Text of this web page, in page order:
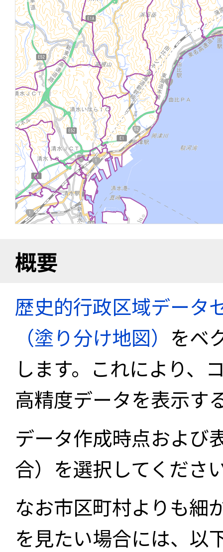
概要
歴史的行政区域データ
（塗り分け地図） をベ
します。これにより、
高精度データを表示す
データ作成時点および
合）を選択してくださ
なお市区町村よりも細
を見たい場合には、以